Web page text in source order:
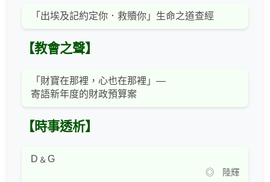
「出埃及記約定你．救贖你」生命之道查經
【教會之聲】
「財寶在那裡，心也在那裡」—
寄語新年度的財政預算案
【時事透析】
D﹠G
◎ 陸輝